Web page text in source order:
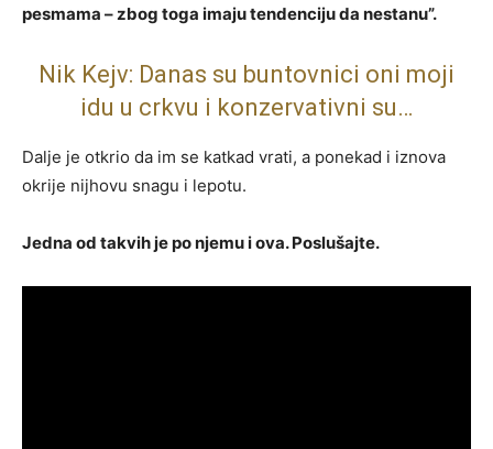
pesmama – zbog toga imaju tendenciju da nestanu”.
Nik Kejv: Danas su buntovnici oni moji
idu u crkvu i konzervativni su…
Dalje je otkrio da im se katkad vrati, a ponekad i iznova
okrije nijhovu snagu i lepotu.
Jedna od takvih je po njemu i ova. Poslušajte.